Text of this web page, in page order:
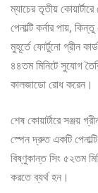
ম্যাচের তৃতীয়
পেনাল্টি কর্নার পায়,
মুহূর্তে ফোর্টুনো গ্রীন
৪৪তম মিনিটে সুযোগ
কালজাডো রোধ করেন।
শেষ কোয়ার্টারে সঞ্জয়
স্পেন দ্রুত একটি
বিষ্ণুকান্ত সিং ৫২তম
করতে ব্যর্থ হন।